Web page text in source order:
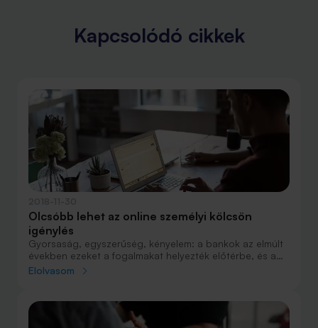
Kapcsolódó cikkek
Olcsóbb lehet az online személyi kölcsön
igénylés
Gyorsaság, egyszerűség, kényelem: a bankok az elmúlt
években ezeket a fogalmakat helyezték előtérbe, és a
kedvező kamatozás mellett már a hiteligénylés
választani.
Elolvasom